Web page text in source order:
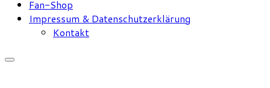
Fan-Shop
Impressum & Datenschutzerklärung
Kontakt